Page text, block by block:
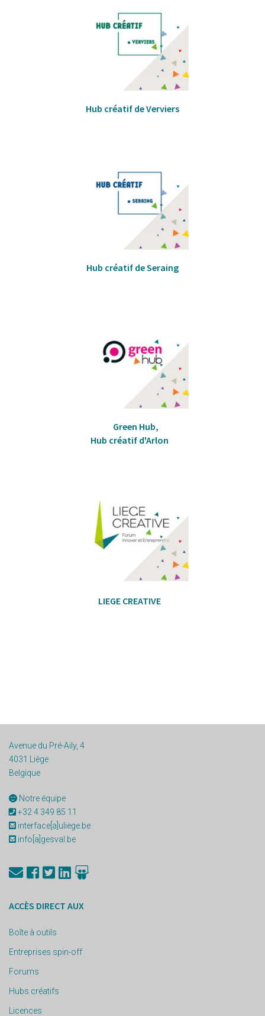
Hub créatif de Verviers
Hub créatif de Seraing
Green Hub,
Hub créatif d'Arlon
LIEGE CREATIVE
Avenue du Pré-Aily, 4
4031 Liège
Belgique
Notre équipe
+32 4 349 85 11
interface[a]uliege.be
info[a]gesval.be
ACCÈS DIRECT AUX
Boîte à outils
Entreprises spin-off
Forums
Hubs créatifs
Licences